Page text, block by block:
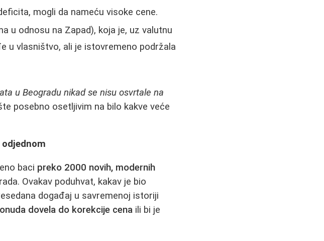
mogli da nameću visoke cene.
u odnosu na Zapad), koja je, uz valutnu
u vlasništvo, ali je istovremeno podržala
u Beogradu nikad se nisu osvrtale na
posebno osetljivim na bilo kakve veće
baci preko 2000 novih, modernih
Ovakav poduhvat, kakav je bio
događaj u savremenoj istoriji
dovela do korekcije cena ili bi je